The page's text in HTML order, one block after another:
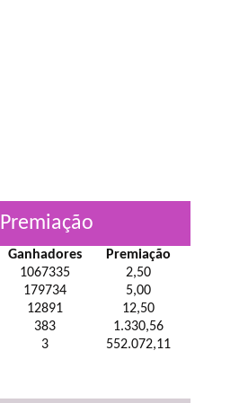
Premiação
Ganhadores
Premiação
1067335
2,50
179734
5,00
12891
12,50
383
1.330,56
3 552.072,11